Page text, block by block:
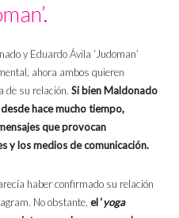
y Eduardo Ávila ‘Judoman’
ahora ambos quieren
de su relación. Si bien Maldonado
hace mucho tiempo,
que provocan
y los medios de comunicación.
haber confirmado su relación
No obstante, el ‘yoga